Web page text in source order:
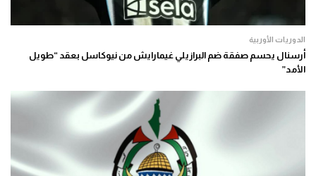
الدوريات الأوربية
أرسنال يحسم صفقة ضم البرازيلي غيمارايش من نيوكاسل بعقد “طويل
الأمد”